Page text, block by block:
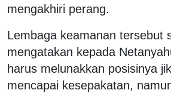
mengakhiri perang.
Lembaga keamanan tersebut
mengatakan kepada
harus melunakkan posisinya
mencapai kesepakatan,